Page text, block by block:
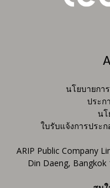
นโยบายกา
ประก
นโ
ใบรับแจ้งการประ
ARIP Public Company
Din Daeng, Bangkok